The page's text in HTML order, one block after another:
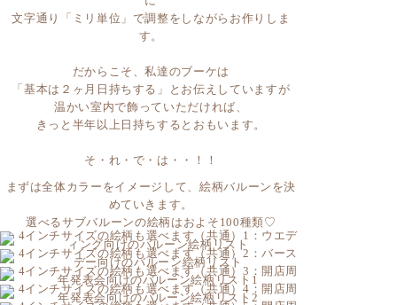
文字通り「ミリ単位」で調整をしながらお作りしま
す。
だからこそ、私達のブーケは
「基本は２ヶ月日持ちする」とお伝えしていますが
温かい室内で飾っていただければ、
きっと半年以上日持ちするとおもいます。
そ・れ・で・は・・！！
まずは全体カラーをイメージして、絵柄バルーンを決
めていきます。
選べるサブバルーンの絵柄はおよそ100種類♡